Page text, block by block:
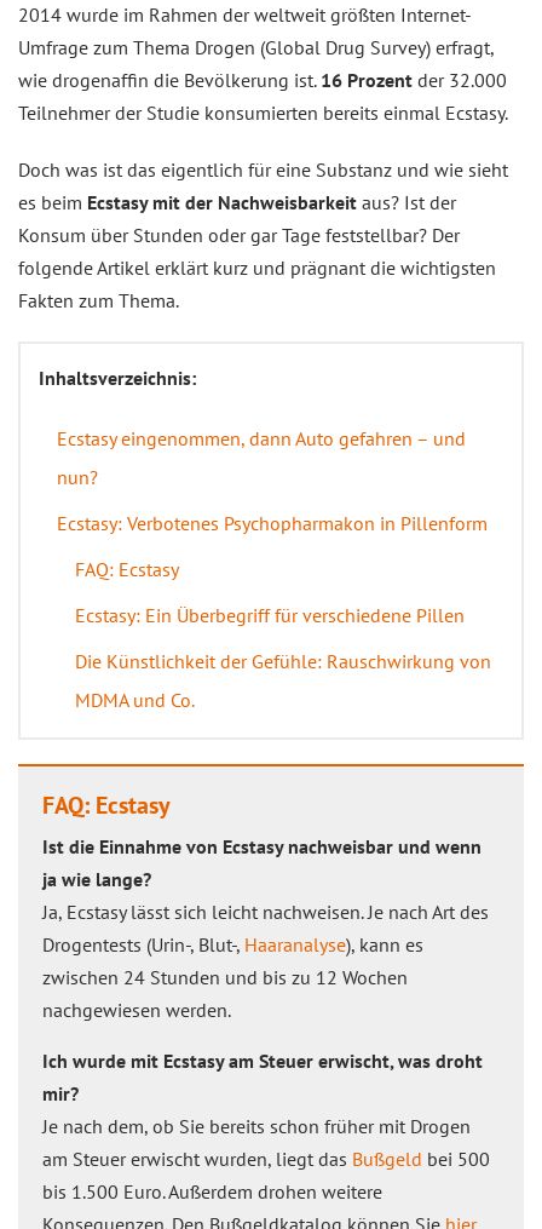
2014 wurde im Rahmen der weltweit größten Internet-
Umfrage zum Thema Drogen (Global Drug Survey) erfragt,
wie drogenaffin die Bevölkerung ist. 16 Prozent der 32.000
Teilnehmer der Studie konsumierten bereits einmal Ecstasy.
Doch was ist das eigentlich für eine Substanz und wie sieht
es beim Ecstasy mit der Nachweisbarkeit aus? Ist der
Konsum über Stunden oder gar Tage feststellbar? Der
folgende Artikel erklärt kurz und prägnant die wichtigsten
Fakten zum Thema.
Inhaltsverzeichnis:
Ecstasy eingenommen, dann Auto gefahren – und
nun?
Ecstasy: Verbotenes Psychopharmakon in Pillenform
FAQ: Ecstasy
Ecstasy: Ein Überbegriff für verschiedene Pillen
Die Künstlichkeit der Gefühle: Rauschwirkung von
MDMA und Co.
FAQ: Ecstasy
Ist die Einnahme von Ecstasy nachweisbar und wenn
ja wie lange?
Ja, Ecstasy lässt sich leicht nachweisen. Je nach Art des
Drogentests (Urin-, Blut-, Haaranalyse), kann es
zwischen 24 Stunden und bis zu 12 Wochen
nachgewiesen werden.
Ich wurde mit Ecstasy am Steuer erwischt, was droht
mir?
Je nach dem, ob Sie bereits schon früher mit Drogen
am Steuer erwischt wurden, liegt das Bußgeld bei 500
bis 1.500 Euro. Außerdem drohen weitere
Konsequenzen. Den Bußgeldkatalog können Sie hier